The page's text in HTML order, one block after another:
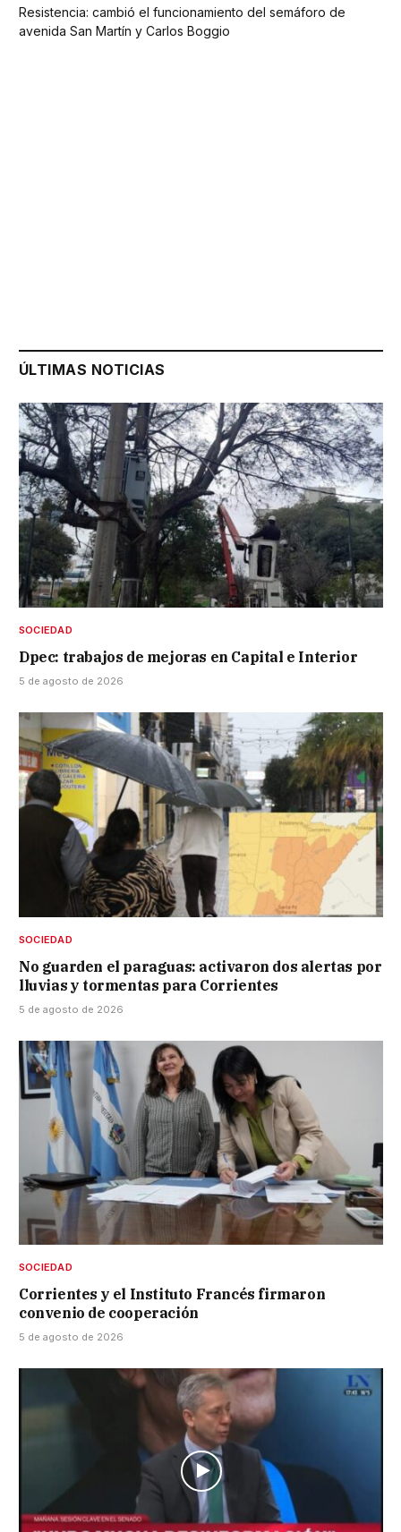
Resistencia: cambió el funcionamiento del semáforo de
avenida San Martín y Carlos Boggio
ÚLTIMAS NOTICIAS
SOCIEDAD
Dpec: trabajos de mejoras en Capital e Interior
5 de agosto de 2026
SOCIEDAD
No guarden el paraguas: activaron dos alertas por
lluvias y tormentas para Corrientes
5 de agosto de 2026
SOCIEDAD
Corrientes y el Instituto Francés firmaron
convenio de cooperación
5 de agosto de 2026